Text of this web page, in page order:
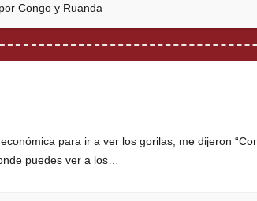
Congo y Ruanda
para ir a ver los gorilas, me dijeron
puedes ver a los…